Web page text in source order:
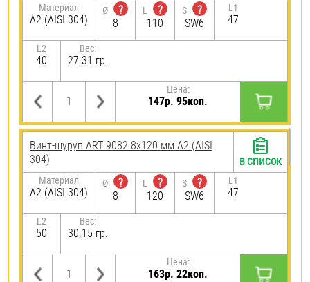
Материал
А2 (AISI 304)
Ø
?
8
L
?
110
S
?
SW6
L1
47
L2
40
Вес:
27.31 гр.
Цена:
147р. 95коп.
Винт-шуруп ART 9082 8х120 мм А2 (AISI
304)
Материал
А2 (AISI 304)
Ø
?
8
L
?
120
S
?
SW6
L1
47
L2
50
Вес:
30.15 гр.
Цена:
163р. 22коп.
В СПИСОК